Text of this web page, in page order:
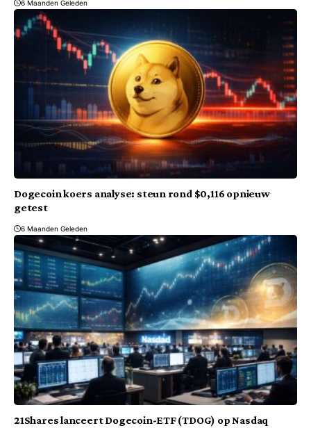
6 Maanden Geleden
Dogecoin koers analyse: steun rond $0,116 opnieuw
getest
6 Maanden Geleden
21Shares lanceert Dogecoin-ETF (TDOG) op Nasdaq